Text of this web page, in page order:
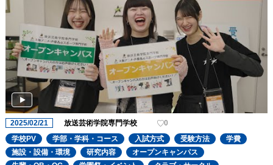
2025/02/21 放送芸術学院専門学校
0
学校PV
学部・学科・コース 入試方式 受験方法
学費
施設・設備・環境
研究内容
オープンキャンパス